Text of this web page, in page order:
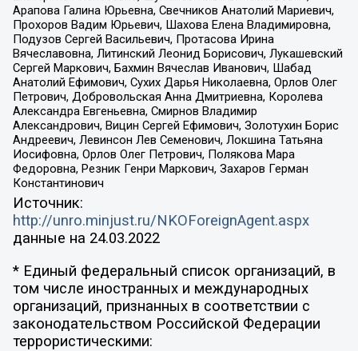
Арапова Галина Юрьевна, Свечников Анатолий Мариевич,
Прохоров Вадим Юрьевич, Шахова Елена Владимировна,
Подузов Сергей Васильевич, Протасова Ирина
Вячеславовна, Литинский Леонид Борисович, Лукашевский
Сергей Маркович, Бахмин Вячеслав Иванович, Шабад
Анатолий Ефимович, Сухих Дарья Николаевна, Орлов Олег
Петрович, Добровольская Анна Дмитриевна, Королева
Александра Евгеньевна, Смирнов Владимир
Александрович, Вицин Сергей Ефимович, Золотухин Борис
Андреевич, Левинсон Лев Семенович, Локшина Татьяна
Иосифовна, Орлов Олег Петрович, Полякова Мара
Федоровна, Резник Генри Маркович, Захаров Герман
Константинович
Источник:
http://unro.minjust.ru/NKOForeignAgent.aspx
данные на 24.03.2022
* Единый федеральный список организаций, в
том числе иностранных и международных
организаций, признанных в соответствии с
законодательством Российской Федерации
террористическими: